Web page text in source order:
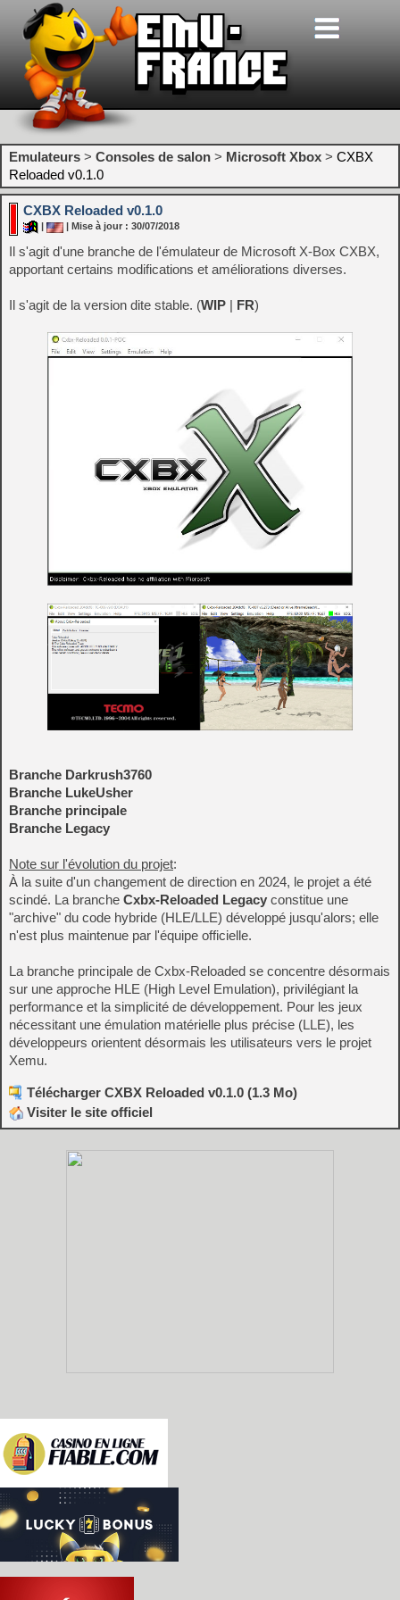
Emulateurs > Consoles de salon > Microsoft Xbox > CXBX
Reloaded v0.1.0
CXBX Reloaded v0.1.0
| Mise à jour : 30/07/2018
Il s'agit d'une branche de l'émulateur de Microsoft X-Box CXBX,
apportant certains modifications et améliorations diverses.
Il s'agit de la version dite stable. (WIP | FR)
Branche Darkrush3760
Branche LukeUsher
Branche principale
Branche Legacy
Note sur l'évolution du projet:
À la suite d'un changement de direction en 2024, le projet a été
scindé. La branche Cxbx-Reloaded Legacy constitue une
"archive" du code hybride (HLE/LLE) développé jusqu'alors; elle
n'est plus maintenue par l'équipe officielle.
La branche principale de Cxbx-Reloaded se concentre désormais
sur une approche HLE (High Level Emulation), privilégiant la
performance et la simplicité de développement. Pour les jeux
nécessitant une émulation matérielle plus précise (LLE), les
développeurs orientent désormais les utilisateurs vers le projet
Xemu.
Télécharger CXBX Reloaded v0.1.0 (1.3 Mo)
Visiter le site officiel